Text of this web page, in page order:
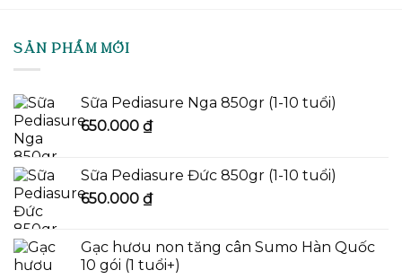
SẢN PHẨM MỚI
Sữa Pediasure Nga 850gr (1-10 tuổi)
650.000 ₫
Sữa Pediasure Đức 850gr (1-10 tuổi)
650.000 ₫
Gạc hươu non tăng cân Sumo Hàn Quốc
10 gói (1 tuổi+)